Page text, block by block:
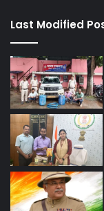
Last Modified